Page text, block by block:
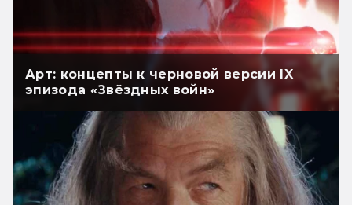
Арт: концепты к черновой версии IX
эпизода «Звёздных войн»